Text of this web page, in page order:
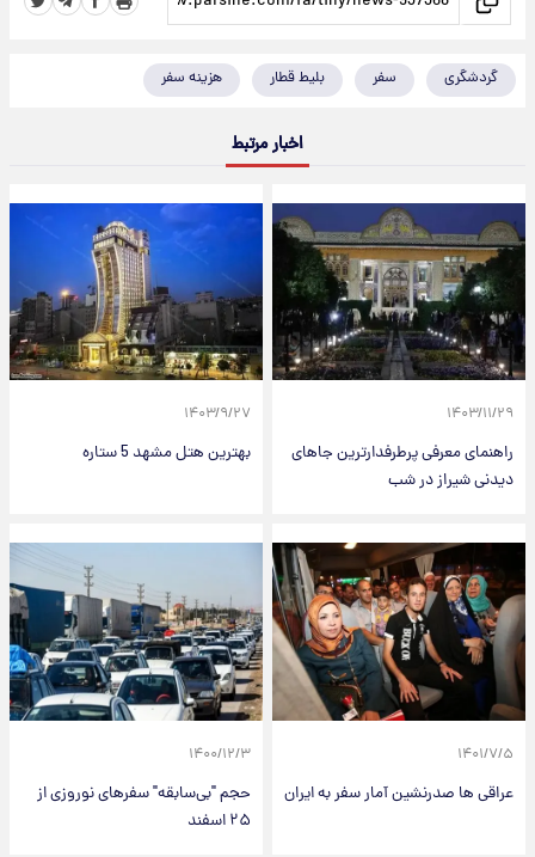
گردشگری سفر بلیط قطار هزینه سفر
اخبار مرتبط
۱۴۰۳/۱۱/۲۹
راهنمای معرفی پرطرفدارترین جاهای
دیدنی شیراز در شب
۱۴۰۳/۹/۲۷
بهترین هتل مشهد 5 ستاره
۱۴۰۱/۷/۵
عراقی‌ ها صدرنشین آمار سفر به ایران
۱۴۰۰/۱۲/۳
حجم "بی‌سابقه" سفرهای نوروزی از
۲۵ اسفند